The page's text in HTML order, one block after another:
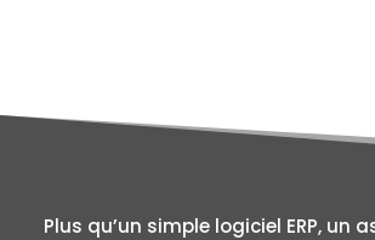
Plus qu’un simple logiciel ERP, un